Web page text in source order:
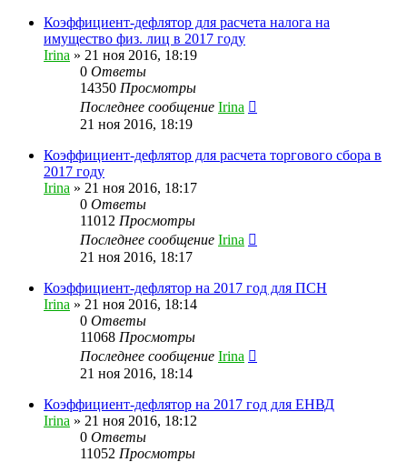
Коэффициент-дефлятор для расчета налога на
имущество физ. лиц в 2017 году
Irina » 21 ноя 2016, 18:19
0 Ответы
14350 Просмотры
Последнее сообщение Irina
21 ноя 2016, 18:19
Коэффициент-дефлятор для расчета торгового сбора в
2017 году
Irina » 21 ноя 2016, 18:17
0 Ответы
11012 Просмотры
Последнее сообщение Irina
21 ноя 2016, 18:17
Коэффициент-дефлятор на 2017 год для ПСН
Irina » 21 ноя 2016, 18:14
0 Ответы
11068 Просмотры
Последнее сообщение Irina
21 ноя 2016, 18:14
Коэффициент-дефлятор на 2017 год для ЕНВД
Irina » 21 ноя 2016, 18:12
0 Ответы
11052 Просмотры